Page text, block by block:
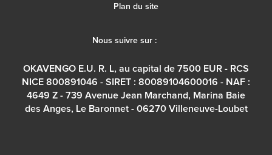
Plan du site
Nous suivre sur :
OKAVENGO E.U. R. L, au capital de 7500 EUR - RCS
NICE 800891046 - SIRET : 80089104600016 - NAF :
4649 Z - 739 Avenue Jean Marchand, Marina Baie
des Anges, Le Baronnet - 06270 Villeneuve-Loubet